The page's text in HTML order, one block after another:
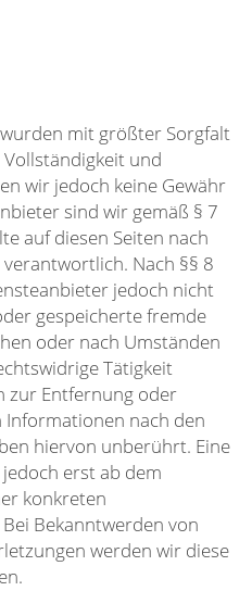
mit größter Sorgfalt
und
wir jedoch keine Gewähr
sind wir gemäß § 7
auf diesen Seiten nach
Nach §§ 8
jedoch nicht
gespeicherte fremde
oder nach Umständen
Tätigkeit
zur Entfernung oder
nach den
hiervon unberührt. Eine
erst ab dem
konkreten
Bekanntwerden von
werden wir diese